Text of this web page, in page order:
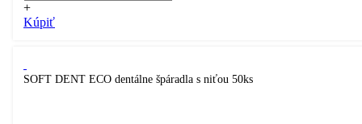
+
Kúpiť
SOFT DENT ECO dentálne špáradla s niťou 50ks